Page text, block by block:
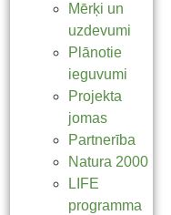
Mērķi un
uzdevumi
Plānotie
ieguvumi
Projekta
jomas
Partnerība
Natura 2000
LIFE
programma